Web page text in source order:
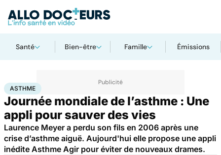
Santé Bien-être Famille Émissions
AccueilSanté
ASTHME
Journée mondiale de l’asthme : Une
appli pour sauver des vies
Laurence Meyer a perdu son fils en 2006 après une
crise d’asthme aiguë. Aujourd'hui elle propose une appli
inédite Asthme Agir pour éviter de nouveaux drames.